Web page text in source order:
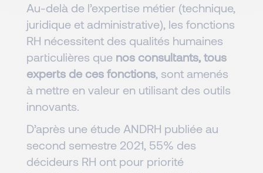
Au-delà de l’expertise métier (technique,
juridique et administrative), les fonctions
RH nécessitent des qualités humaines
particulières que nos consultants, tous
experts de ces fonctions, sont amenés
à mettre en valeur en utilisant des outils
innovants.
D’après une étude ANDRH publiée au
second semestre 2021, 55% des
décideurs RH ont pour priorité